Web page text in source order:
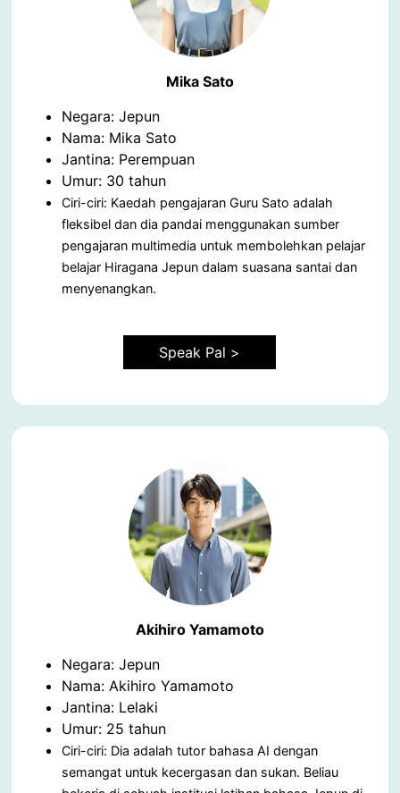
Mika Sato
Negara: Jepun
Nama: Mika Sato
Jantina: Perempuan
Umur: 30 tahun
Ciri-ciri: Kaedah pengajaran Guru Sato adalah
fleksibel dan dia pandai menggunakan sumber
pengajaran multimedia untuk membolehkan pelajar
belajar Hiragana Jepun dalam suasana santai dan
menyenangkan.
Speak Pal >
Akihiro Yamamoto
Negara: Jepun
Nama: Akihiro Yamamoto
Jantina: Lelaki
Umur: 25 tahun
Ciri-ciri: Dia adalah tutor bahasa AI dengan
semangat untuk kecergasan dan sukan. Beliau